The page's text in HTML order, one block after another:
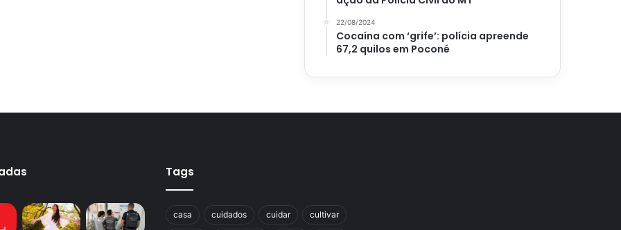
22/08/2024
Cocaína com ‘grife’: polícia apreende
67,2 quilos em Poconé
Tags
casa cuidados cuidar cultivar